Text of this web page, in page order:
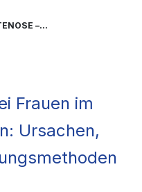
–...
Frauen im
Ursachen,